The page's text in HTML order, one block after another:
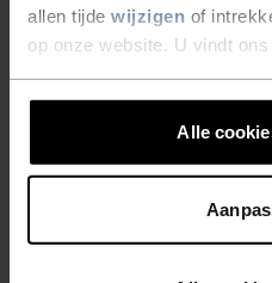
allen tijde wijzigen of
op onze website. U vindt
Alle
% %
Zeroweight Warm